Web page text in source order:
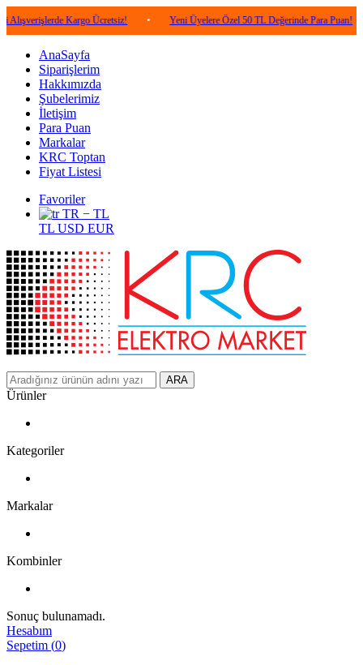
Kargo Ücretsiz! • Yeni Üyelere Özel 50 TL Değerinde Para Puan! •
AnaSayfa
Siparişlerim
Hakkımızda
Şubelerimiz
İletişim
Para Puan
Markalar
KRC Toptan
Fiyat Listesi
Favoriler
TR − TL
TL USD EUR
ARA
Ürünler
Kategoriler
Markalar
Kombinler
Sonuç bulunamadı.
Hesabım
Sepetim (0)